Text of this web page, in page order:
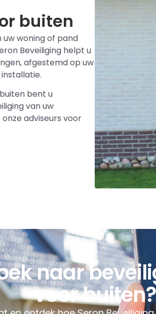
buiten
woning of pand
Beveiliging helpt u
afgestemd op uw
bent u
van uw
adviseurs voor
naar
voor buiten?